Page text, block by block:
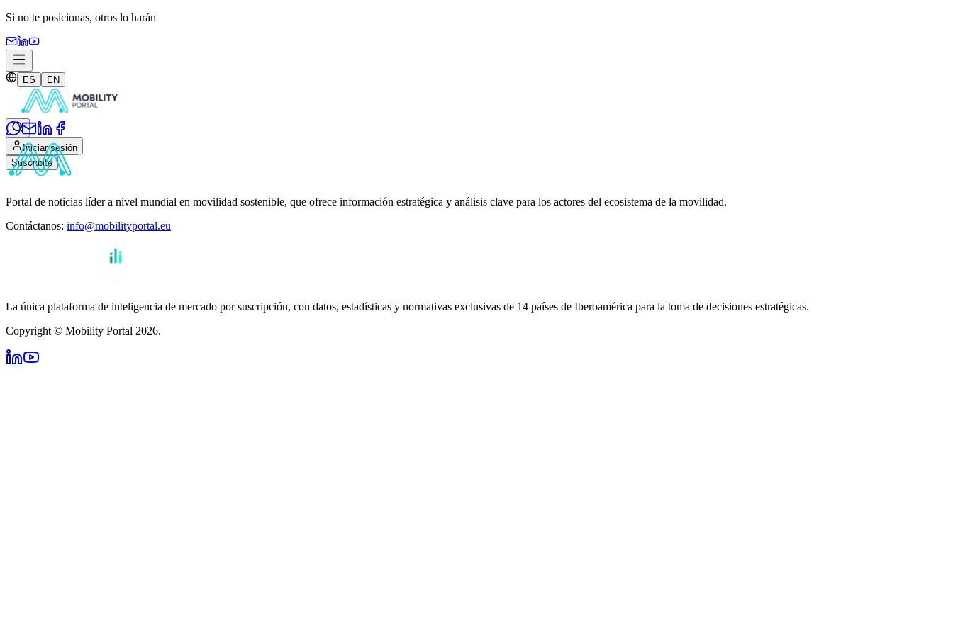
Si no te posicionas, otros lo harán
ES EN
Iniciar sesión
Suscribite
Portal de noticias líder a nivel mundial en movilidad sostenible, que ofrece información estratégica y análisis clave para los actores del ecosistema de la movilidad.
Contáctanos: info@mobilityportal.eu
La única plataforma de inteligencia de mercado por suscripción, con datos, estadísticas y normativas exclusivas de 14 países de Iberoamérica para la toma de decisiones estratégicas.
Copyright © Mobility Portal 2026.